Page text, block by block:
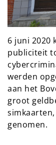
6 juni 2020
publiciteit
werden
aan het
groot
genomen.